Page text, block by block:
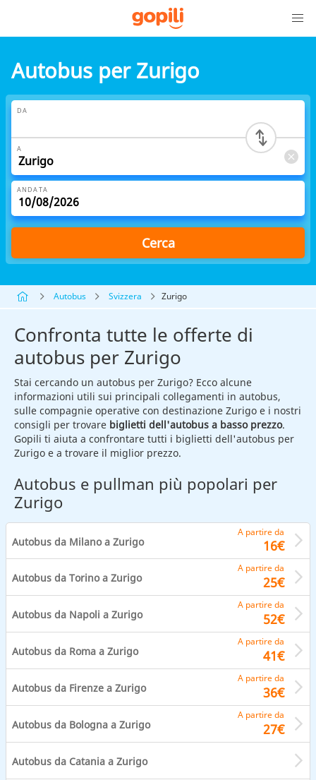
Autobus per Zurigo
DA
A
ANDATA
Cerca
Autobus Svizzera Zurigo
Confronta tutte le offerte di
autobus per Zurigo
Stai cercando un autobus per Zurigo? Ecco alcune
informazioni utili sui principali collegamenti in autobus,
sulle compagnie operative con destinazione Zurigo e i nostri
consigli per trovare biglietti dell'autobus a basso prezzo.
Gopili ti aiuta a confrontare tutti i biglietti dell'autobus per
Zurigo e a trovare il miglior prezzo.
Autobus e pullman più popolari per
Zurigo
A partire da
16€
Autobus da Milano a Zurigo
A partire da
25€
Autobus da Torino a Zurigo
A partire da
52€
Autobus da Napoli a Zurigo
A partire da
41€
Autobus da Roma a Zurigo
A partire da
36€
Autobus da Firenze a Zurigo
A partire da
27€
Autobus da Bologna a Zurigo
Autobus da Catania a Zurigo